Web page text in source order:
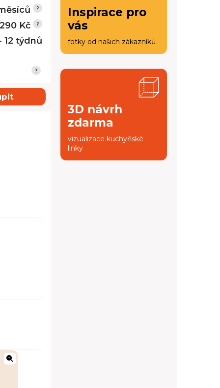
Kč
12 týdnů
Inspirace pro
vás
fotky od našich zákazníků
3D návrh
zdarma
vizualizace kuchyňské
linky